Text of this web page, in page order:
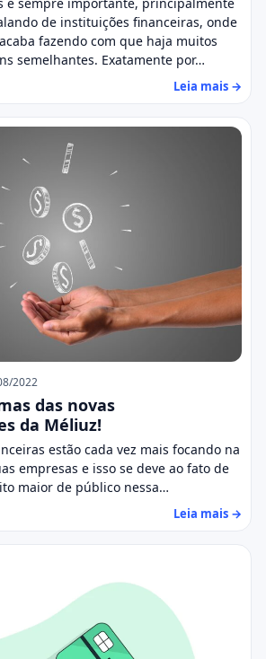
de instituições financeiras, onde
fazendo com que haja muitos
semelhantes. Exatamente por…
Leia mais →
2022
das novas
da Méliuz!
estão cada vez mais focando na
empresas e isso se deve ao fato de
maior de público nessa…
Leia mais →